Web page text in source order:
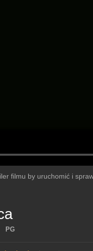
filmu by uruchomić i
PG